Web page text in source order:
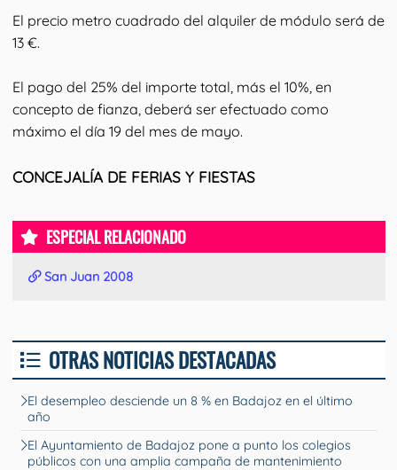
El precio metro cuadrado del alquiler de módulo será de
13 €.
El pago del 25% del importe total, más el 10%, en
concepto de fianza, deberá ser efectuado como
máximo el día 19 del mes de mayo.
CONCEJALÍA DE FERIAS Y FIESTAS
ESPECIAL RELACIONADO
San Juan 2008
OTRAS NOTICIAS DESTACADAS
El desempleo desciende un 8 % en Badajoz en el último
año
El Ayuntamiento de Badajoz pone a punto los colegios
públicos con una amplia campaña de mantenimiento